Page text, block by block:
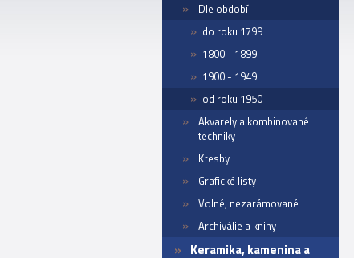
Dle období
do roku 1799
1800 - 1899
1900 - 1949
od roku 1950
Akvarely a kombinované
techniky
Kresby
Grafické listy
Volné, nezarámované
Archiválie a knihy
Keramika, kamenina a